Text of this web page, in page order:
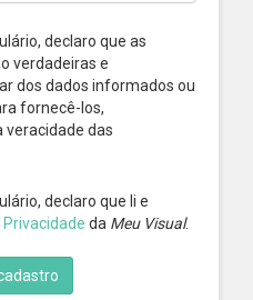
declaro que as
verdadeiras e
dos dados informados ou
fornecê-los,
veracidade das
declaro que li e
Privacidade da Meu Visual.